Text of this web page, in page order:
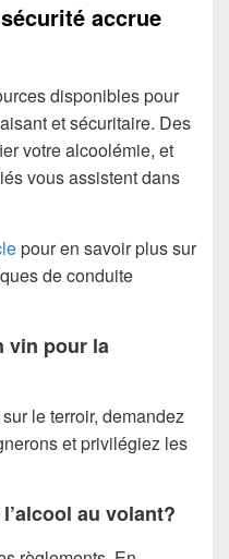
accrue
disponibles pour
et sécuritaire. Des
votre alcoolémie, et
vous assistent dans
pour en savoir plus sur
de conduite
vin pour la
le terroir, demandez
et privilégiez les
au volant?